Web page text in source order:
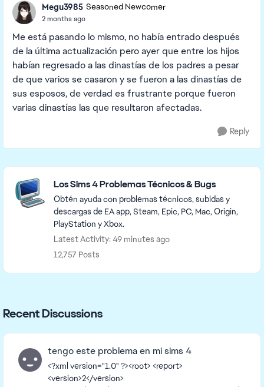
Megu3985 Seasoned Newcomer
2 months ago
Me está pasando lo mismo, no había entrado después
de la última actualización pero ayer que entre los hijos
habían regresado a las dinastías de los padres a pesar
de que varios se casaron y se fueron a las dinastías de
sus esposos, de verdad es frustrante porque fueron
varias dinastías las que resultaron afectadas.
Reply
Featured Places
Los Sims 4 Problemas Técnicos & Bugs
Obtén ayuda con problemas técnicos, subidas y
descargas de EA app, Steam, Epic, PC, Mac, Origin,
PlayStation y Xbox.
Latest Activity: 49 minutes ago
12,757 Posts
Recent Discussions
tengo este problema en mi sims 4
<?xml version="1.0" ?><root> <report>
<version>2</version>